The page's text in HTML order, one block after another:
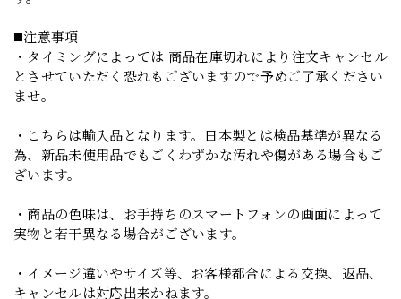
◼️注意事項
・タイミングによっては 商品在庫切れにより注文キャンセル
とさせていただく恐れもございますので予めご了承ください
ませ。
・こちらは輸入品となります。日本製とは検品基準が異なる
為、新品未使用品でもごくわずかな汚れや傷がある場合もご
ざいます。
・商品の色味は、お手持ちのスマートフォンの画面によって
実物と若干異なる場合がございます。
・イメージ違いやサイズ等、お客様都合による交換、返品、
キャンセルは対応出来かねます。